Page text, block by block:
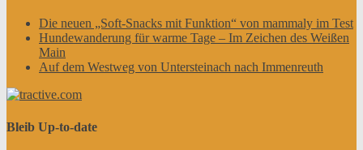
Die neuen „Soft-Snacks mit Funktion“ von mammaly im Test
Hundewanderung für warme Tage – Im Zeichen des Weißen
Main
Auf dem Westweg von Untersteinach nach Immenreuth
Bleib Up-to-date